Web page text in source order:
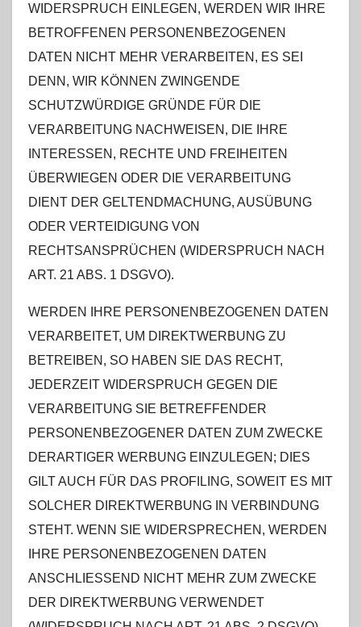
WIDERSPRUCH EINLEGEN, WERDEN WIR IHRE
BETROFFENEN PERSONENBEZOGENEN
DATEN NICHT MEHR VERARBEITEN, ES SEI
DENN, WIR KÖNNEN ZWINGENDE
SCHUTZWÜRDIGE GRÜNDE FÜR DIE
VERARBEITUNG NACHWEISEN, DIE IHRE
INTERESSEN, RECHTE UND FREIHEITEN
ÜBERWIEGEN ODER DIE VERARBEITUNG
DIENT DER GELTENDMACHUNG, AUSÜBUNG
ODER VERTEIDIGUNG VON
RECHTSANSPRÜCHEN (WIDERSPRUCH NACH
ART. 21 ABS. 1 DSGVO).
WERDEN IHRE PERSONENBEZOGENEN DATEN
VERARBEITET, UM DIREKTWERBUNG ZU
BETREIBEN, SO HABEN SIE DAS RECHT,
JEDERZEIT WIDERSPRUCH GEGEN DIE
VERARBEITUNG SIE BETREFFENDER
PERSONENBEZOGENER DATEN ZUM ZWECKE
DERARTIGER WERBUNG EINZULEGEN; DIES
GILT AUCH FÜR DAS PROFILING, SOWEIT ES MIT
SOLCHER DIREKTWERBUNG IN VERBINDUNG
STEHT. WENN SIE WIDERSPRECHEN, WERDEN
IHRE PERSONENBEZOGENEN DATEN
ANSCHLIESSEND NICHT MEHR ZUM ZWECKE
DER DIREKTWERBUNG VERWENDET